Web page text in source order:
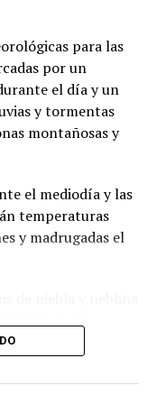
Angli
la Guardia
directores de la
del CEIS,
del Estado,
Burgos; la
Derechos
el presidente de
Congreso,
para las
por un
el día y un
y tormentas
montañosas y
el mediodía y las
temperaturas
y madrugadas el
de actividad